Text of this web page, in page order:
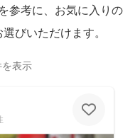
参考に、お気に入りの
びいただけます。
表示